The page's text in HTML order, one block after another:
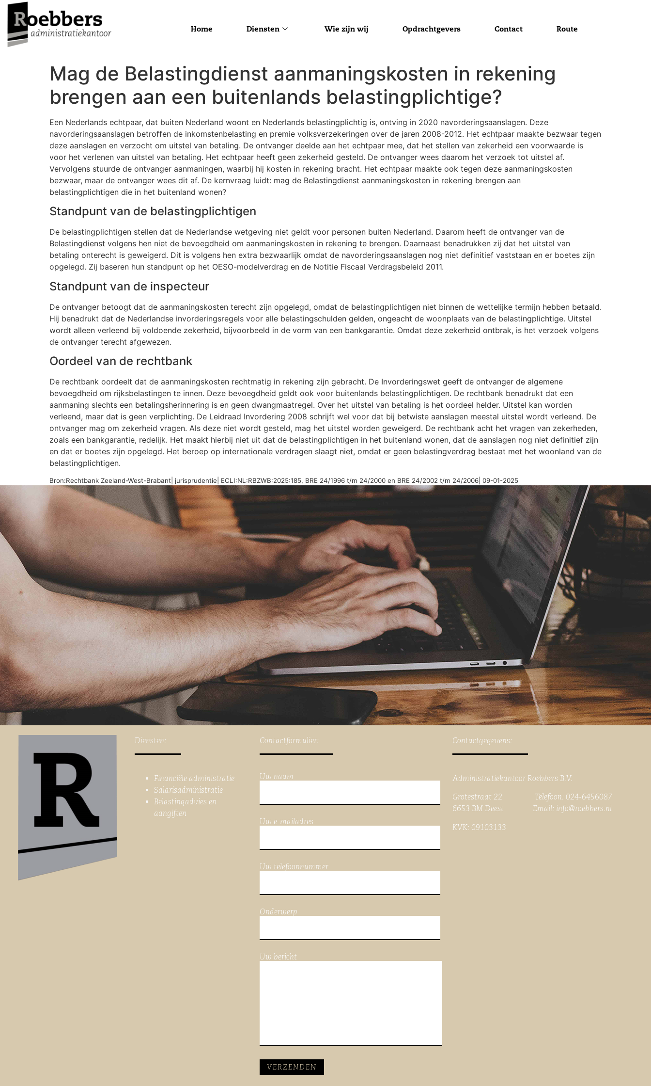
Home Diensten Wie zijn wij Opdrachtgevers Contact Route
Mag de Belastingdienst aanmaningskosten in rekening
brengen aan een buitenlands belastingplichtige?
Een Nederlands echtpaar, dat buiten Nederland woont en Nederlands belastingplichtig is, ontving in 2020 navorderingsaanslagen. Deze
navorderingsaanslagen betroffen de inkomstenbelasting en premie volksverzekeringen over de jaren 2008-2012. Het echtpaar maakte bezwaar tegen
deze aanslagen en verzocht om uitstel van betaling. De ontvanger deelde aan het echtpaar mee, dat het stellen van zekerheid een voorwaarde is
voor het verlenen van uitstel van betaling. Het echtpaar heeft geen zekerheid gesteld. De ontvanger wees daarom het verzoek tot uitstel af.
Vervolgens stuurde de ontvanger aanmaningen, waarbij hij kosten in rekening bracht. Het echtpaar maakte ook tegen deze aanmaningskosten
bezwaar, maar de ontvanger wees dit af. De kernvraag luidt: mag de Belastingdienst aanmaningskosten in rekening brengen aan
belastingplichtigen die in het buitenland wonen?
Standpunt van de belastingplichtigen
De belastingplichtigen stellen dat de Nederlandse wetgeving niet geldt voor personen buiten Nederland. Daarom heeft de ontvanger van de
Belastingdienst volgens hen niet de bevoegdheid om aanmaningskosten in rekening te brengen. Daarnaast benadrukken zij dat het uitstel van
betaling onterecht is geweigerd. Dit is volgens hen extra bezwaarlijk omdat de navorderingsaanslagen nog niet definitief vaststaan en er boetes zijn
opgelegd. Zij baseren hun standpunt op het OESO-modelverdrag en de Notitie Fiscaal Verdragsbeleid 2011.
Standpunt van de inspecteur
De ontvanger betoogt dat de aanmaningskosten terecht zijn opgelegd, omdat de belastingplichtigen niet binnen de wettelijke termijn hebben betaald.
Hij benadrukt dat de Nederlandse invorderingsregels voor alle belastingschulden gelden, ongeacht de woonplaats van de belastingplichtige. Uitstel
wordt alleen verleend bij voldoende zekerheid, bijvoorbeeld in de vorm van een bankgarantie. Omdat deze zekerheid ontbrak, is het verzoek volgens
de ontvanger terecht afgewezen.
Oordeel van de rechtbank
De rechtbank oordeelt dat de aanmaningskosten rechtmatig in rekening zijn gebracht. De Invorderingswet geeft de ontvanger de algemene
bevoegdheid om rijksbelastingen te innen. Deze bevoegdheid geldt ook voor buitenlands belastingplichtigen. De rechtbank benadrukt dat een
aanmaning slechts een betalingsherinnering is en geen dwangmaatregel. Over het uitstel van betaling is het oordeel helder. Uitstel kan worden
verleend, maar dat is geen verplichting. De Leidraad Invordering 2008 schrijft wel voor dat bij betwiste aanslagen meestal uitstel wordt verleend. De
ontvanger mag om zekerheid vragen. Als deze niet wordt gesteld, mag het uitstel worden geweigerd. De rechtbank acht het vragen van zekerheden,
zoals een bankgarantie, redelijk. Het maakt hierbij niet uit dat de belastingplichtigen in het buitenland wonen, dat de aanslagen nog niet definitief zijn
en dat er boetes zijn opgelegd. Het beroep op internationale verdragen slaagt niet, omdat er geen belastingverdrag bestaat met het woonland van de
belastingplichtigen.
Bron:Rechtbank Zeeland-West-Brabant| jurisprudentie| ECLI:NL:RBZWB:2025:185, BRE 24/1996 t/m 24/2000 en BRE 24/2002 t/m 24/2006| 09-01-2025
Diensten:
Financiële administratie
Salarisadministratie
Belastingadvies en
aangiften
Contactformulier:
Uw naam
Uw e-mailadres
Uw telefoonnummer
Onderwerp
Uw bericht
Contactgegevens:
Administratiekantoor Roebbers B.V.
Grotestraat 22 Telefoon: 024-6456087
6653 BM Deest Email: info@roebbers.nl
KVK: 09103133